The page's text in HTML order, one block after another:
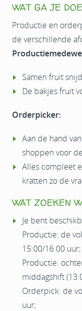
WAT GA JE
Productie en
de verschillende
Samen fruit
De bakjes fruit
Orderpicker:
Aan de hand
shoppen voor
Alles compleet
kratten zo de
WAT ZOEKEN
Je bent
Productie: de
15:00/16:00 uur;
Productie:
middagshift
Orderpick: de
uur;